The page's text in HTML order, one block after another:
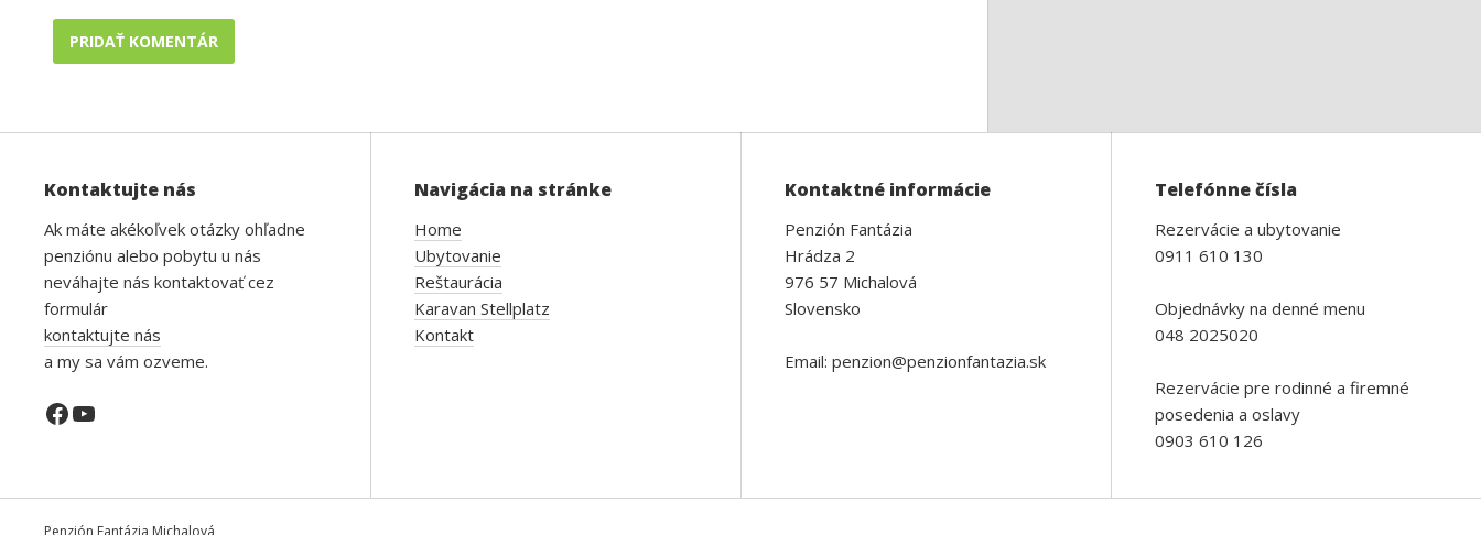
Kontaktujte nás
Ak máte akékoľvek otázky ohľadne
penziónu alebo pobytu u nás
neváhajte nás kontaktovať cez
formulár
kontaktujte nás
a my sa vám ozveme.
Facebook
YouTube
Navigácia na stránke
Home
Ubytovanie
Reštaurácia
Karavan Stellplatz
Kontakt
Kontaktné informácie
Penzión Fantázia
Hrádza 2
976 57 Michalová
Slovensko
Email: penzion@penzionfantazia.sk
Telefónne čísla
Rezervácie a ubytovanie
0911 610 130
Objednávky na denné menu
048 2025020
Rezervácie pre rodinné a firemné
posedenia a oslavy
0903 610 126
Penzión Fantázia Michalová